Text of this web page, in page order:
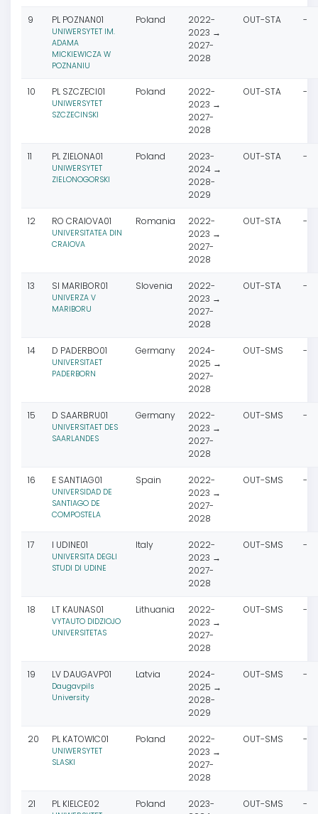
9 PL POZNAN01
UNIWERSYTET IM.
ADAMA
MICKIEWICZA W
POZNANIU
Poland
2022-
2023 →
2027-
2028
OUT-STA -
10 PL SZCZECI01
UNIWERSYTET
SZCZECINSKI
Poland
2022-
2023 →
2027-
2028
OUT-STA -
11 PL ZIELONA01
UNIWERSYTET
ZIELONOGORSKI
Poland
2023-
2024 →
2028-
2029
OUT-STA -
12 RO CRAIOVA01
UNIVERSITATEA DIN
CRAIOVA
Romania
2022-
2023 →
2027-
2028
OUT-STA -
13 SI MARIBOR01
UNIVERZA V
MARIBORU
Slovenia
2022-
2023 →
2027-
2028
OUT-STA -
14 D PADERBO01
UNIVERSITAET
PADERBORN
Germany
2024-
2025 →
2027-
2028
OUT-SMS -
15 D SAARBRU01
UNIVERSITAET DES
SAARLANDES
Germany
2022-
2023 →
2027-
2028
OUT-SMS -
16 E SANTIAG01
UNIVERSIDAD DE
SANTIAGO DE
COMPOSTELA
Spain
2022-
2023 →
2027-
2028
OUT-SMS -
17 I UDINE01
UNIVERSITA DEGLI
STUDI DI UDINE
Italy
2022-
2023 →
2027-
2028
OUT-SMS -
18 LT KAUNAS01
VYTAUTO DIDZIOJO
UNIVERSITETAS
Lithuania
2022-
2023 →
2027-
2028
OUT-SMS -
19 LV DAUGAVP01
Daugavpils
University
Latvia
2024-
2025 →
2028-
2029
OUT-SMS -
20 PL KATOWIC01
UNIWERSYTET
SLASKI
Poland
2022-
2023 →
2027-
2028
OUT-SMS -
21 PL KIELCE02 Poland
2023-
OUT-SMS -